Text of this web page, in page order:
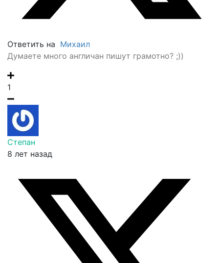
Ответить на Михаил
Думаете много англичан пишут грамотно? ;))
1
Степан
8 лет назад